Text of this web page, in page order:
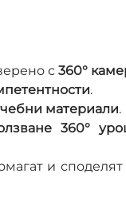
с 360°
.
материали.
360°
и